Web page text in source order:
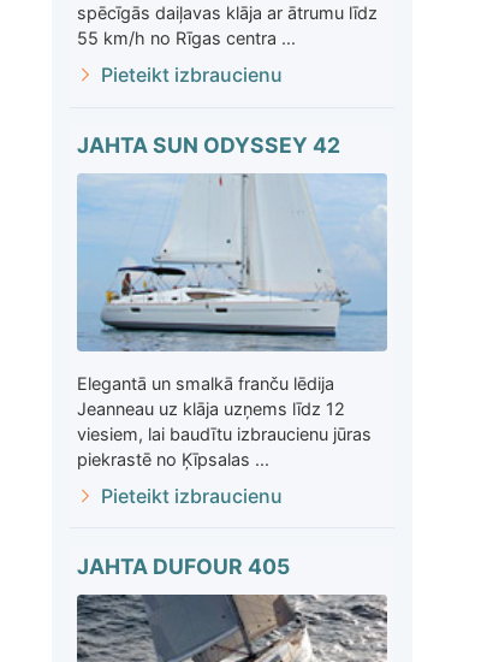
spēcīgās daiļavas klāja ar ātrumu līdz
55 km/h no Rīgas centra ...
Pieteikt izbraucienu
JAHTA SUN ODYSSEY 42
Elegantā un smalkā franču lēdija
Jeanneau uz klāja uzņems līdz 12
viesiem, lai baudītu izbraucienu jūras
piekrastē no Ķīpsalas ...
Pieteikt izbraucienu
JAHTA DUFOUR 405